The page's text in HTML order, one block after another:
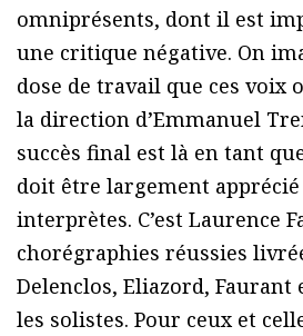
omniprésents, dont il est
une critique négative. On
dose de travail que ces voix
la direction d’Emmanuel
succès final est là en tant
doit être largement
interprètes. C’est Laurence
chorégraphies réussies
Delenclos, Eliazord, Faurant
les solistes. Pour ceux et